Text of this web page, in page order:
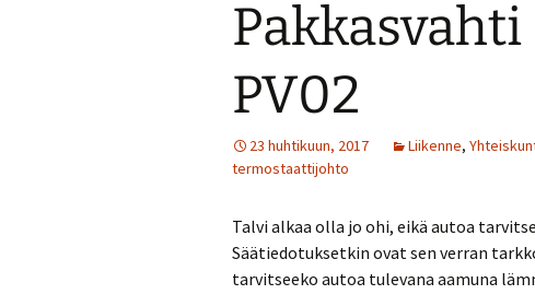
PV02
23 huhtikuun, 2017 Liikenne,
termostaattijohto
Talvi alkaa olla jo ohi, eikä autoa
Säätiedotuksetkin ovat sen verran
tarvitseeko autoa tulevana aamuna